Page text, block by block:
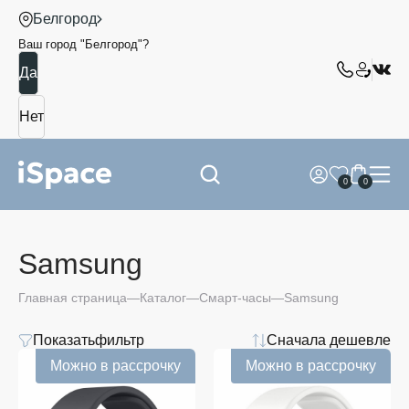
Белгород
Ваш город " Белгород"?
0 0
Samsung
Главная страница Каталог Смарт-часы Samsung
Показатьфильтр Сначала дешевле
Samsung
Можно в рассрочку Можно в рассрочку